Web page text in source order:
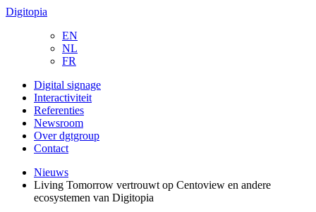
Digitopia
EN
NL
FR
Digital signage
Interactiviteit
Referenties
Newsroom
Over dgtgroup
Contact
Nieuws
Living Tomorrow vertrouwt op Centoview en andere
ecosystemen van Digitopia